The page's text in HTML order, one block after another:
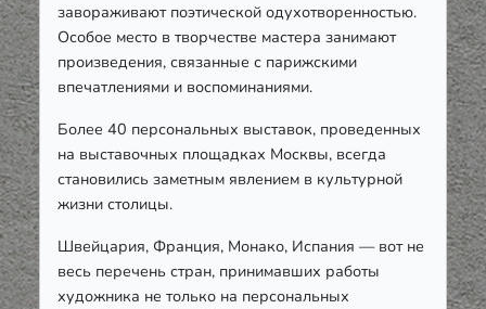
завораживают поэтической одухотворенностью.
Особое место в творчестве мастера занимают
произведения, связанные с парижскими
впечатлениями и воспоминаниями.
Более 40 персональных выставок, проведенных
на выставочных площадках Москвы, всегда
становились заметным явлением в культурной
жизни столицы.
Швейцария, Франция, Монако, Испания — вот не
весь перечень стран, принимавших работы
художника не только на персональных